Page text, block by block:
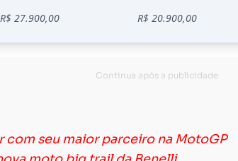
com seu maior parceiro na MotoGP